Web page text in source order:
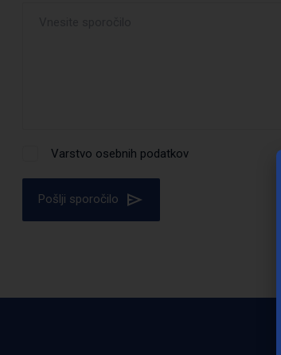
Varstvo osebnih podatkov
Pošlji sporočilo